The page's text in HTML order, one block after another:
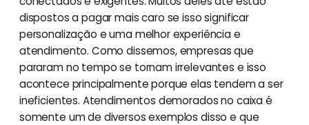
dispostos a pagar mais caro se isso significar
personalização e uma melhor experiência e
atendimento. Como dissemos, empresas que
pararam no tempo se tornam irrelevantes e isso
acontece principalmente porque elas tendem a ser
ineficientes. Atendimentos demorados no caixa é
somente um de diversos exemplos disso e que